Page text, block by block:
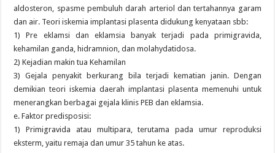
aldosteron, spasme pembuluh darah arteriol dan tertahannya garam
dan air. Teori iskemia implantasi plasenta didukung kenyataan sbb:
1) Pre eklamsi dan eklamsia banyak terjadi pada primigravida,
kehamilan ganda, hidramnion, dan molahydatidosa.
2) Kejadian makin tua Kehamilan
3) Gejala penyakit berkurang bila terjadi kematian janin. Dengan
demikian teori iskemia daerah implantasi plasenta memenuhi untuk
menerangkan berbagai gejala klinis PEB dan eklamsia.
e. Faktor predisposisi:
1) Primigravida atau multipara, terutama pada umur reproduksi
eksterm, yaitu remaja dan umur 35 tahun ke atas.